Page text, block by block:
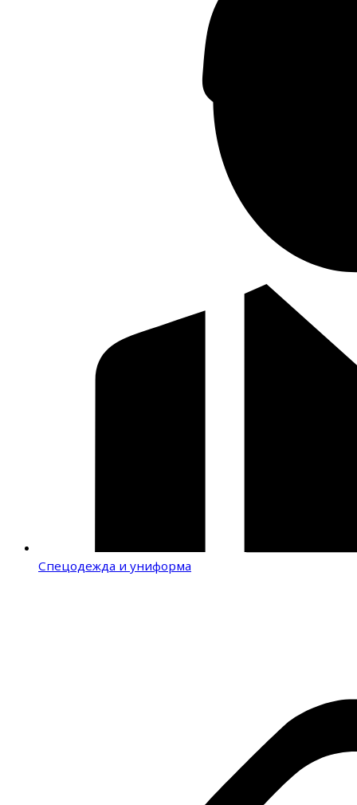
Спецодежда и униформа